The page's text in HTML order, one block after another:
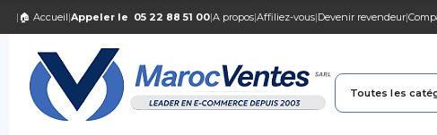
| 🏠 Accueil|Appeler le 05 22 88 51 00|A propos|Affiliez-vous|Devenir revendeur|
Toutes les